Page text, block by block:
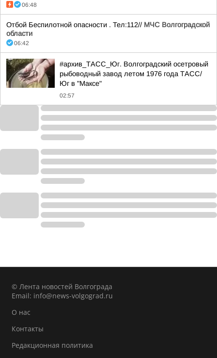
06:48
Отбой Беспилотной опасности . Тел:112// МЧС Волгоградской
области
06:42
#архив_ТАСС_Юг. Волгоградский осетровый
рыбоводный завод летом 1976 года ТАСС/
Юг в "Максе"
02:57
© Лента новостей Волгограда
Email: info@news-volgograd.ru
О нас
Контакты
Редакционная политика